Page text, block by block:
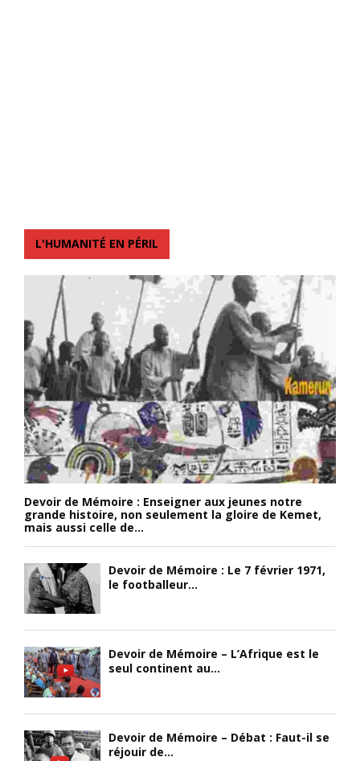
L'HUMANITÉ EN PÉRIL
Devoir de Mémoire : Enseigner aux jeunes notre
grande histoire, non seulement la gloire de Kemet,
mais aussi celle de...
Devoir de Mémoire : Le 7 février 1971,
le footballeur...
Devoir de Mémoire – L’Afrique est le
seul continent au...
Devoir de Mémoire – Débat : Faut-il se
réjouir de...